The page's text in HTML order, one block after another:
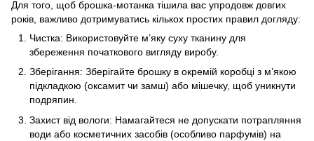
Для того, щоб брошка-мотанка тішила вас упродовж довгих
років, важливо дотримуватись кількох простих правил догляду:
Чистка: Використовуйте м’яку суху тканину для
збереження початкового вигляду виробу.
Зберігання: Зберігайте брошку в окремій коробці з м’якою
підкладкою (оксамит чи замш) або мішечку, щоб уникнути
подряпин.
Захист від вологи: Намагайтеся не допускати потрапляння
води або косметичних засобів (особливо парфумів) на